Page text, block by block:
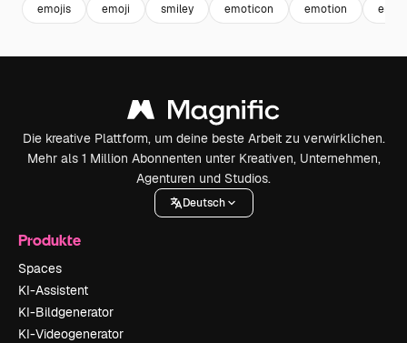
emojis emoji smiley emoticon emotion
Die kreative Plattform, um deine beste Arbeit zu verwirklichen.
Mehr als 1 Million Abonnenten unter Kreativen, Unternehmen,
Agenturen und Studios.
Deutsch
Produkte
Spaces
KI-Assistent
KI-Bildgenerator
KI-Videogenerator